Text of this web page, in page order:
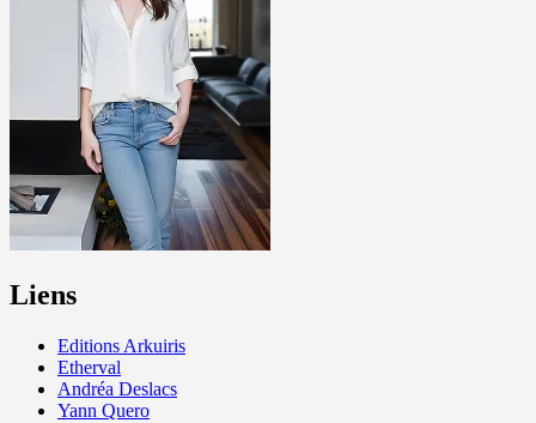
Liens
Editions Arkuiris
Etherval
Andréa Deslacs
Yann Quero